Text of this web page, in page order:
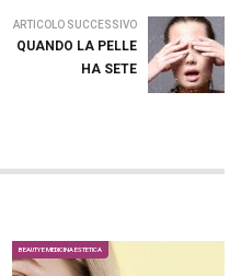
ARTICOLO SUCCESSIVO
QUANDO LA PELLE
HA SETE
BEAUTY E MEDICINA ESTETICA